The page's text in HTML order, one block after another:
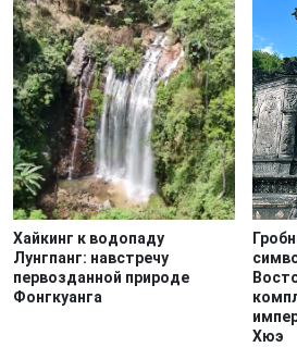
Хайкинг к водопаду
Лунгпанг: навстречу
первозданной природе
Фонгкуанга
Хюэ